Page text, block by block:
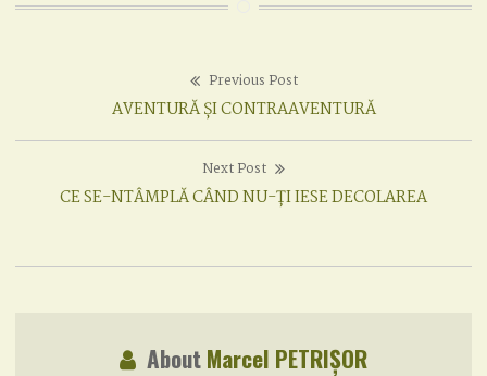
navigation
Previous Post
Previous
post:
AVENTURĂ ȘI CONTRAAVENTURĂ
Next Post
Next
CE SE-NTÂMPLĂ CÂND NU-ȚI IESE DECOLAREA
AboutMarcel PETRIȘOR